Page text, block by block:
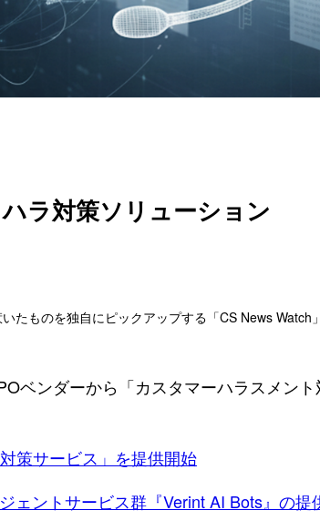
ラ対策ソリューション
たものを独自にピックアップする「CS News Watch
ベンダーから「カスタマーハラスメン
策サービス」を提供開始
ェントサービス群『Verint AI Bots』の提